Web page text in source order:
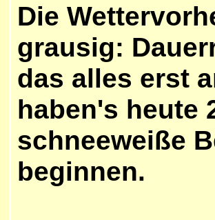
Die
grausig:
das alles erst
haben's heute
schneeweiße
beginnen.